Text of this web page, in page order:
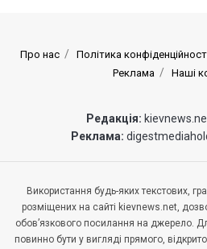
Про нас Політика
Реклама
Наші
Редакція:
Реклама:
Використання будь-яких текстових,
розміщених на сайті kievnews.net,
обов’язкового посилання на джерело.
повинно бути у вигляді прямого,